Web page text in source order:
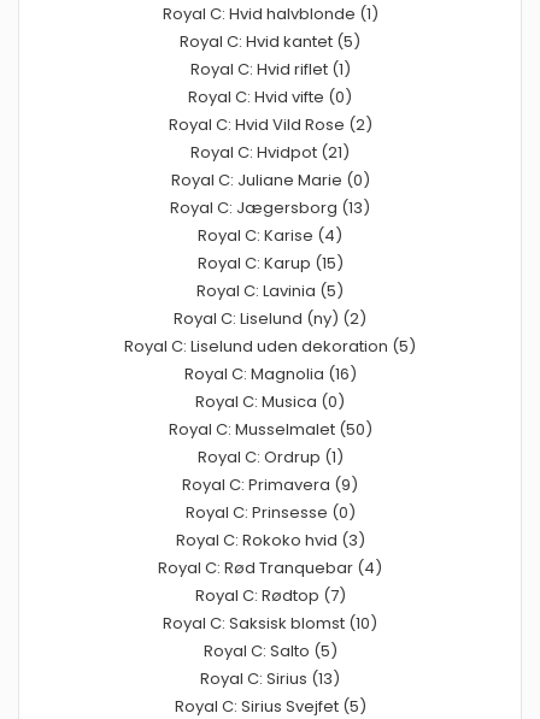
Royal C: Hvid halvblonde (1)
Royal C: Hvid kantet (5)
Royal C: Hvid riflet (1)
Royal C: Hvid vifte (0)
Royal C: Hvid Vild Rose (2)
Royal C: Hvidpot (21)
Royal C: Juliane Marie (0)
Royal C: Jægersborg (13)
Royal C: Karise (4)
Royal C: Karup (15)
Royal C: Lavinia (5)
Royal C: Liselund (ny) (2)
Royal C: Liselund uden dekoration (5)
Royal C: Magnolia (16)
Royal C: Musica (0)
Royal C: Musselmalet (50)
Royal C: Ordrup (1)
Royal C: Primavera (9)
Royal C: Prinsesse (0)
Royal C: Rokoko hvid (3)
Royal C: Rød Tranquebar (4)
Royal C: Rødtop (7)
Royal C: Saksisk blomst (10)
Royal C: Salto (5)
Royal C: Sirius (13)
Royal C: Sirius Svejfet (5)